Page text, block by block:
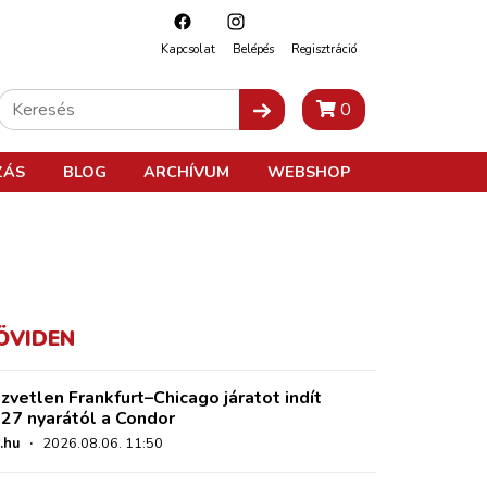
Kapcsolat Belépés Regisztráció
0
BLOG ARCHÍVUM WEBSHOP
Frankfurt–Chicago járatot indít
nyarától a Condor
· 2026.08.06. 11:50